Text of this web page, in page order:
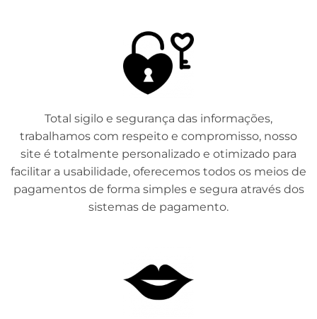
Total sigilo e segurança das informações,
trabalhamos com respeito e compromisso, nosso
site é totalmente personalizado e otimizado para
facilitar a usabilidade, oferecemos todos os meios de
pagamentos de forma simples e segura através dos
sistemas de pagamento.